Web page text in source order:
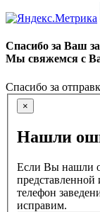
Спасибо за Ваш
Мы свяжемся с
Спасибо за
×
Нашли
Если Вы нашли
телефон
исправим.